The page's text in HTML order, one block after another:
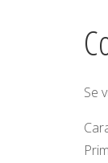
Se